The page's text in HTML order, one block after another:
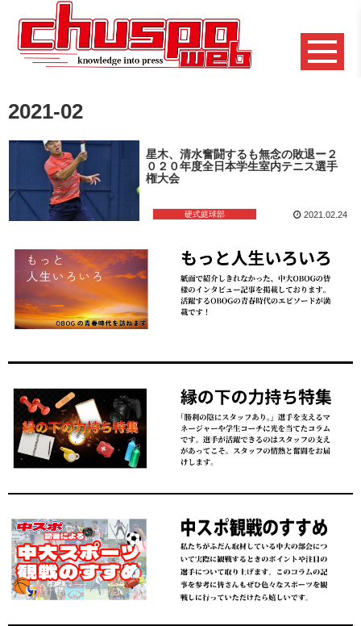
2021-02
硬式庭球部
星木、清水奮闘するも無念の敗退ー２
０２０年度全日本学生室内テニス選手
権大会
2021.02.24